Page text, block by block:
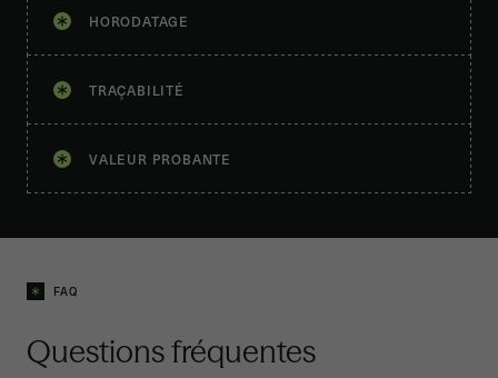
HORODATAGE
TRAÇABILITÉ
VALEUR PROBANTE
FAQ
Questions fréquentes